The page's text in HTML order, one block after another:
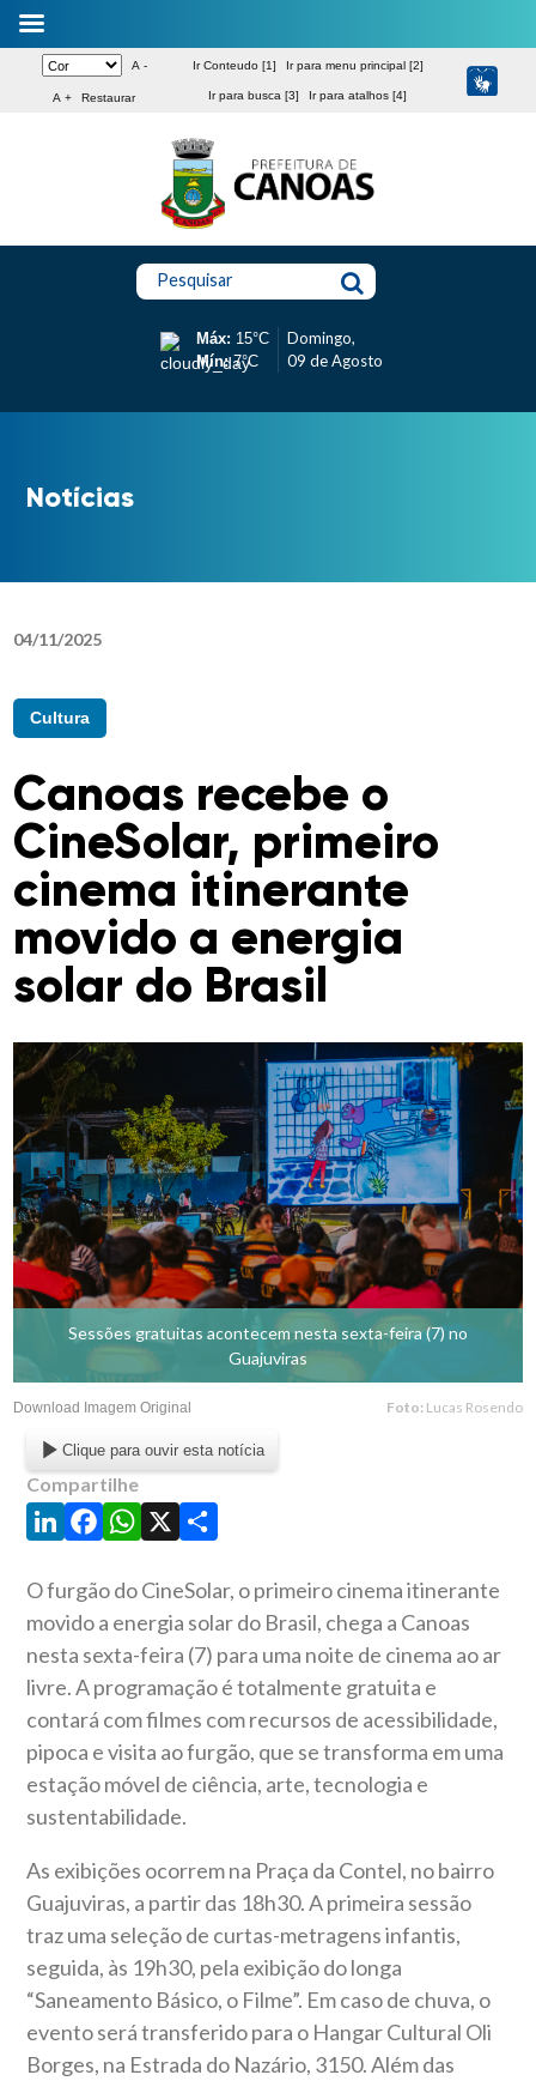
A -
A + Restaurar
Ir Conteudo [1] Ir para menu principal [2]
Ir para busca [3] Ir para atalhos [4]
Pesquisar
Máx: 15°C
Mín:7°C
Domingo,
09 de Agosto
Notícias
04/11/2025
Cultura
Canoas recebe o
CineSolar, primeiro
cinema itinerante
movido a energia
solar do Brasil
Sessões gratuitas acontecem nesta sexta-feira (7) no
Guajuviras
Download Imagem Original Foto: Lucas Rosendo
Clique para ouvir esta notícia
Compartilhe
LinkedIn
Facebook
WhatsApp
X Share
O furgão do CineSolar, o primeiro cinema itinerante
movido a energia solar do Brasil, chega a Canoas
nesta sexta-feira (7) para uma noite de cinema ao ar
livre. A programação é totalmente gratuita e
contará com filmes com recursos de acessibilidade,
pipoca e visita ao furgão, que se transforma em uma
estação móvel de ciência, arte, tecnologia e
sustentabilidade.
As exibições ocorrem na Praça da Contel, no bairro
Guajuviras, a partir das 18h30. A primeira sessão
traz uma seleção de curtas-metragens infantis,
seguida, às 19h30, pela exibição do longa
“Saneamento Básico, o Filme”. Em caso de chuva, o
evento será transferido para o Hangar Cultural Oli
Borges, na Estrada do Nazário, 3150. Além das